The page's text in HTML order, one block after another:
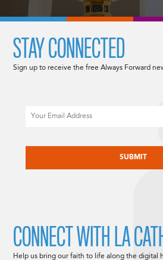
STAY CONNECTED
Sign up to receive the free Always Forward
CONNECT WITH LA
Help us bring our faith to life along the digital